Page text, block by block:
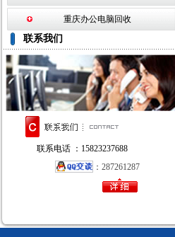
重庆办公电脑回收
联系我们
联系电话 ：15823237688
：287261287